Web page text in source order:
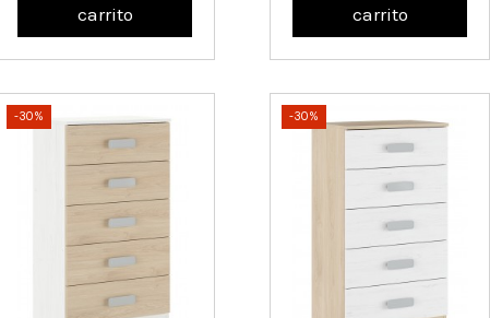
carrito
carrito
-30% -30%